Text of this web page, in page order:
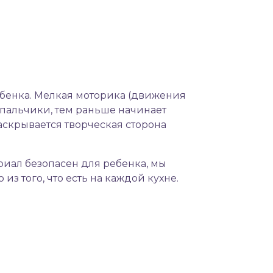
. Мелкая моторика (движения
тем раньше начинает
творческая сторона
безопасен для ребенка, мы
того, что есть на каждой кухне.